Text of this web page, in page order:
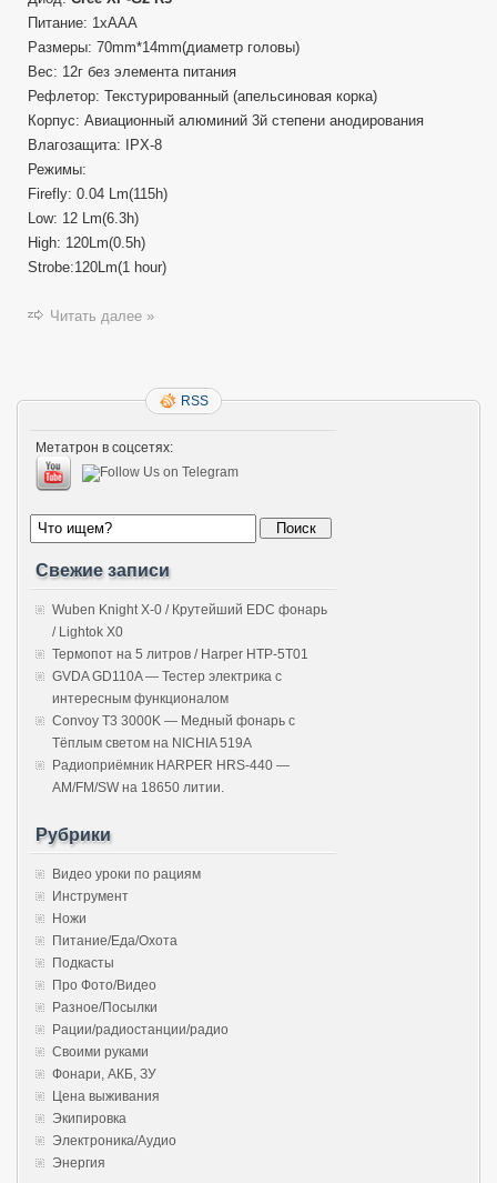
Питание: 1xAAA
Размеры: 70mm*14mm(диаметр головы)
Вес: 12г без элемента питания
Рефлетор: Текстурированный (апельсиновая корка)
Корпус: Авиационный алюминий 3й степени анодирования
Влагозащита: IPX-8
Режимы:
Firefly: 0.04 Lm(115h)
Low: 12 Lm(6.3h)
High: 120Lm(0.5h)
Strobe:120Lm(1 hour)
Читать далее »
RSS
Метатрон в соцсетях:
Свежие записи
Wuben Knight X-0 / Крутейший EDC фонарь
/ Lightok X0
Термопот на 5 литров / Harper HTP-5T01
GVDA GD110A — Тестер электрика с
интересным функционалом
Convoy T3 3000K — Медный фонарь с
Тёплым светом на NICHIA 519A
Радиоприёмник HARPER HRS-440 —
AM/FM/SW на 18650 литии.
Рубрики
Видео уроки по рациям
Инструмент
Ножи
Питание/Еда/Охота
Подкасты
Про Фото/Видео
Разное/Посылки
Рации/радиостанции/радио
Своими руками
Фонари, АКБ, ЗУ
Цена выживания
Экипировка
Электроника/Аудио
Энергия